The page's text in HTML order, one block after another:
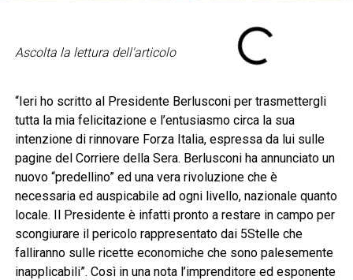
Ascolta la lettura dell'articolo
“Ieri ho scritto al Presidente Berlusconi per trasmettergli
tutta la mia felicitazione e l’entusiasmo circa la sua
intenzione di rinnovare Forza Italia, espressa da lui sulle
pagine del Corriere della Sera. Berlusconi ha annunciato un
nuovo “predellino” ed una vera rivoluzione che è
necessaria ed auspicabile ad ogni livello, nazionale quanto
locale. Il Presidente è infatti pronto a restare in campo per
scongiurare il pericolo rappresentato dai 5Stelle che
falliranno sulle ricette economiche che sono palesemente
inapplicabili”. Così in una nota l’imprenditore ed esponente